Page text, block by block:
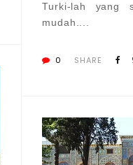
Turki-lah yang
mudah....
0 SHARE